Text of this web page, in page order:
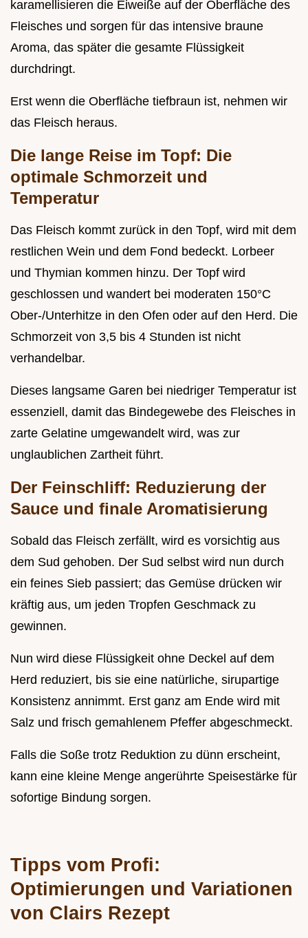
karamellisieren die Eiweiße auf der Oberfläche des
Fleisches und sorgen für das intensive braune
Aroma, das später die gesamte Flüssigkeit
durchdringt.
Erst wenn die Oberfläche tiefbraun ist, nehmen wir
das Fleisch heraus.
Die lange Reise im Topf: Die
optimale Schmorzeit und
Temperatur
Das Fleisch kommt zurück in den Topf, wird mit dem
restlichen Wein und dem Fond bedeckt. Lorbeer
und Thymian kommen hinzu. Der Topf wird
geschlossen und wandert bei moderaten 150°C
Ober-/Unterhitze in den Ofen oder auf den Herd. Die
Schmorzeit von 3,5 bis 4 Stunden ist nicht
verhandelbar.
Dieses langsame Garen bei niedriger Temperatur ist
essenziell, damit das Bindegewebe des Fleisches in
zarte Gelatine umgewandelt wird, was zur
unglaublichen Zartheit führt.
Der Feinschliff: Reduzierung der
Sauce und finale Aromatisierung
Sobald das Fleisch zerfällt, wird es vorsichtig aus
dem Sud gehoben. Der Sud selbst wird nun durch
ein feines Sieb passiert; das Gemüse drücken wir
kräftig aus, um jeden Tropfen Geschmack zu
gewinnen.
Nun wird diese Flüssigkeit ohne Deckel auf dem
Herd reduziert, bis sie eine natürliche, sirupartige
Konsistenz annimmt. Erst ganz am Ende wird mit
Salz und frisch gemahlenem Pfeffer abgeschmeckt.
Falls die Soße trotz Reduktion zu dünn erscheint,
kann eine kleine Menge angerührte Speisestärke für
sofortige Bindung sorgen.
Tipps vom Profi:
Optimierungen und Variationen
von Clairs Rezept